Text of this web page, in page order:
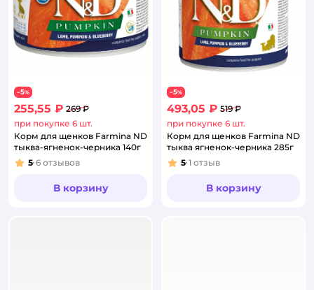
−5%
255,55 ₽ 269 ₽
при покупке 6 шт.
Корм для щенков Farmina ND
тыква-ягненок-черника 140г
Рейтинг:
5 6 отзывов
В корзину
−5%
493,05 ₽ 519 ₽
при покупке 6 шт.
Корм для щенков Farmina ND
тыква ягненок-черника 285г
Рейтинг:
5 1 отзыв
В корзину